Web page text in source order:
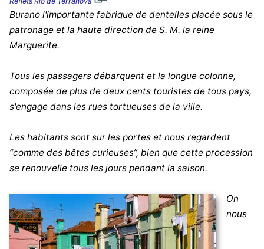
Burano l'importante fabrique de dentelles placée sous le
patronage et la haute direction de S. M. la reine
Marguerite.
Tous les passagers débarquent et la longue colonne,
composée de plus de deux cents touristes de tous pays,
s'engage dans les rues tortueuses de la ville.
Les habitants sont sur les portes et nous regardent
“comme des bêtes curieuses”, bien que cette procession
se renouvelle tous les jours pendant la saison.
On
nous